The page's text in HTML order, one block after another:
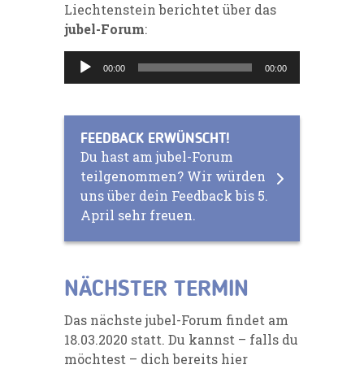
Liechtenstein berichtet über das
jubel-Forum:
Audio-
Player
00:00 00:00
FEEDBACK ERWÜNSCHT!
Du hast am jubel-Forum
teilgenommen? Wir würden
uns über dein Feedback bis 5.
April sehr freuen.
NÄCHSTER TERMIN
Das nächste jubel-Forum findet am
18.03.2020 statt. Du kannst – falls du
möchtest – dich bereits hier